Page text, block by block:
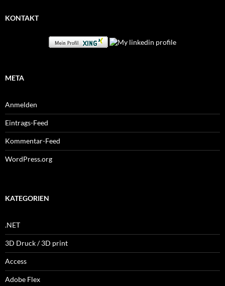
KONTAKT
META
Anmelden
Eintrags-Feed
Kommentar-Feed
WordPress.org
KATEGORIEN
.NET
3D Druck / 3D print
Access
Adobe Flex